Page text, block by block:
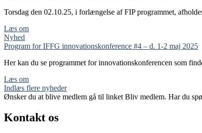
Torsdag den 02.10.25, i forlængelse af FIP programmet,
Læs om
Nyhed
Program for IFFG innovationskonference #4 – d. 1-2 maj 2025
Her kan du se programmet for innovationskonferencen som
Læs om
Indlæs flere nyheder
Ønsker du at blive medlem gå til linket Bliv medlem. Har du
Kontakt os